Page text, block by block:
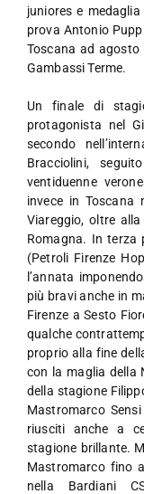
juniores e
prova Antonio
Toscana ad agosto
Gambassi Terme.
Un finale di
protagonista nel
secondo
Bracciolini,
ventiduenne
invece in Toscana
Viareggio, oltre
Romagna. In terza
(Petroli Firenze
l’annata
più bravi anche in
Firenze a Sesto
qualche
proprio alla fine
con la maglia della
della stagione
Mastromarco
riusciti anche a
stagione brillante.
Mastromarco fino
nella Bardiani